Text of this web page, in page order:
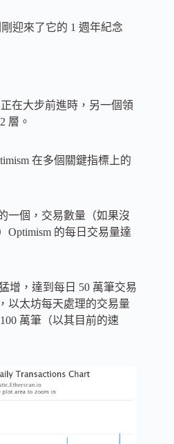
迎來了它的 1 週年紀念
正在大步前進時，另一個領
層。
在多個關鍵指標上的
一個，交易數量（如果沒
Optimism 的每日交易量達
增，達到每日 50 萬筆交易
以太坊每天處理的交易量
萬筆（以其目前的速